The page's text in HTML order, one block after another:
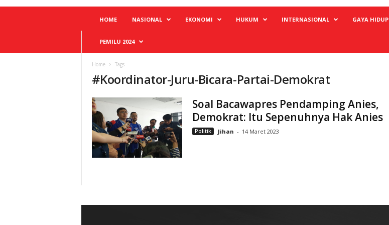
HOME NASIONAL EKONOMI HUKUM INTERNASIONAL GAYA HIDUP
PEMILU 2024
Home Tags
#Koordinator-Juru-Bicara-Partai-Demokrat
Soal Bacawapres Pendamping Anies,
Demokrat: Itu Sepenuhnya Hak Anies
Politik Jihan - 14 Maret 2023